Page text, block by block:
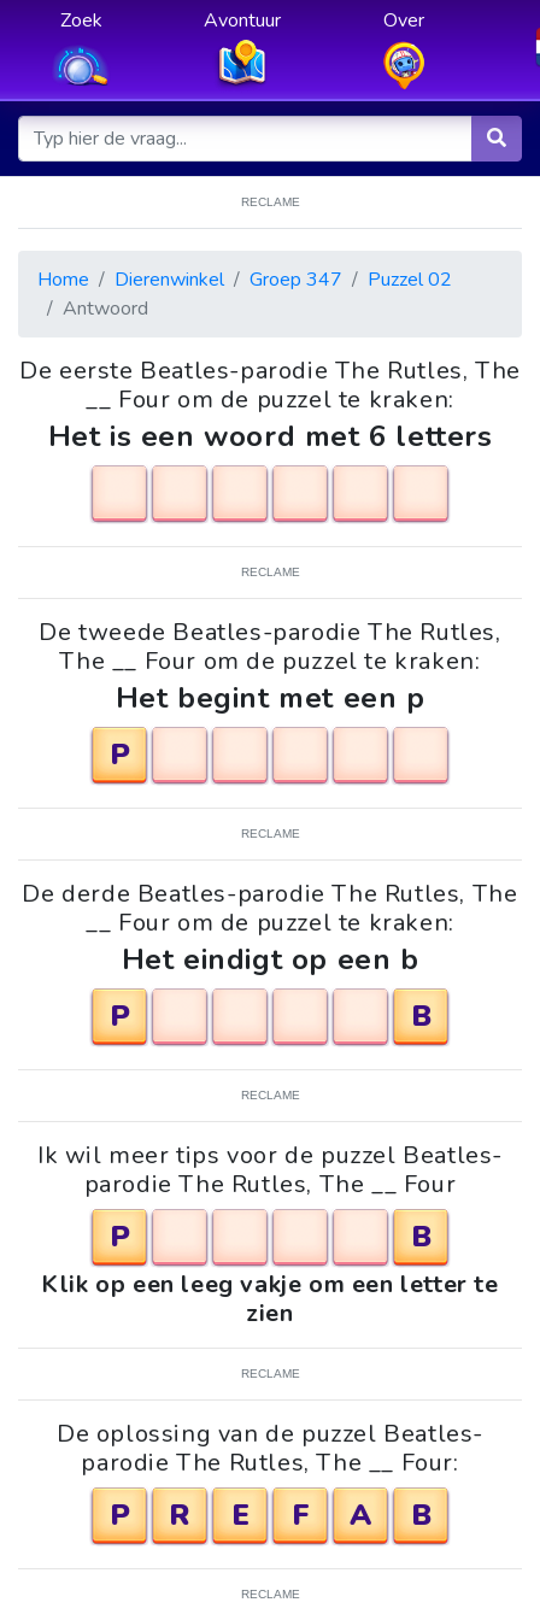
Zoek Avontuur Over
RECLAME
Home Dierenwinkel Groep 347
Puzzel 02
Antwoord
De eerste Beatles-parodie The Rutles, The
__ Four om de puzzel te kraken:
Het is een woord met 6 letters
RECLAME
De tweede Beatles-parodie The Rutles,
The __ Four om de puzzel te kraken:
Het begint met een p
P
RECLAME
De derde Beatles-parodie The Rutles, The
__ Four om de puzzel te kraken:
Het eindigt op een b
P
B
RECLAME
Ik wil meer tips voor de puzzel Beatles-
parodie The Rutles, The __ Four
P B
Klik op een leeg vakje om een letter te
zien
RECLAME
De oplossing van de puzzel Beatles-
parodie The Rutles, The __ Four:
P R E F A B
RECLAME